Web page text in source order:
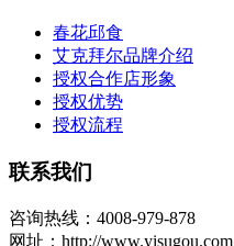
春花邱食
艾克拜尔品牌介绍
授权合作店形象
授权优势
授权流程
联系我们
咨询热线：4008-979-878
网址：http://www.yisugou.com